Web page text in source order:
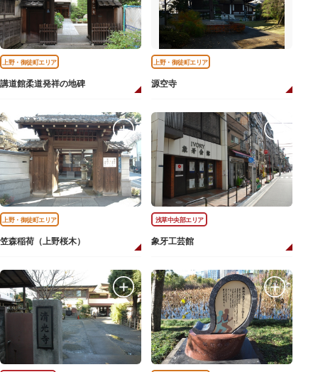
上野・御徒町エリア
講道館柔道発祥の地碑
上野・御徒町エリア
源空寺
上野・御徒町エリア
笠森稲荷（上野桜木）
浅草中央部エリア
象牙工芸館